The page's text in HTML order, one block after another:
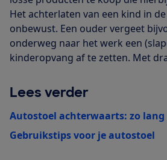
Het achterlaten van een kind in
onbewust. Een ouder vergeet
onderweg naar het werk een
kinderopvang af te zetten. Met
Lees verder
Autostoel achterwaarts: zo
Gebruikstips voor je autostoel